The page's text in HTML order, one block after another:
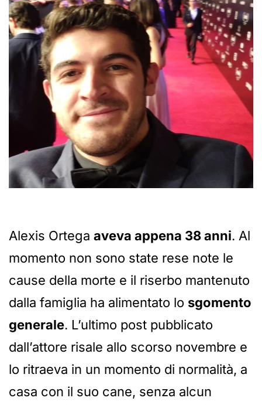
Alexis Ortega aveva appena 38 anni. Al
momento non sono state rese note le
cause della morte e il riserbo mantenuto
dalla famiglia ha alimentato lo sgomento
generale. L’ultimo post pubblicato
dall’attore risale allo scorso novembre e
lo ritraeva in un momento di normalità, a
casa con il suo cane, senza alcun